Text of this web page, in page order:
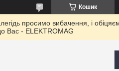
Кошик
просимо вибачення, і
Ваc - ELEKTROMAG